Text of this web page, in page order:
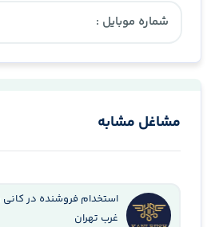
شماره موبایل :
مشاغل مشابه
استخدام فروشنده در
غرب تهران